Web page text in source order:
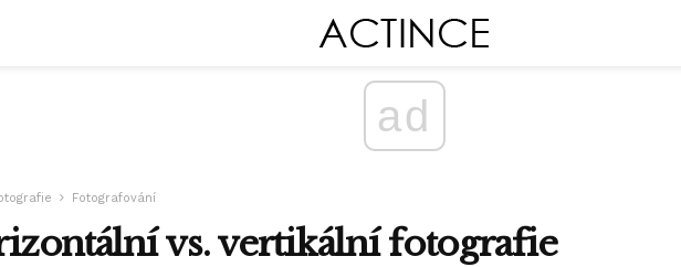
ad
Fotografování
vs. vertikální fotografie